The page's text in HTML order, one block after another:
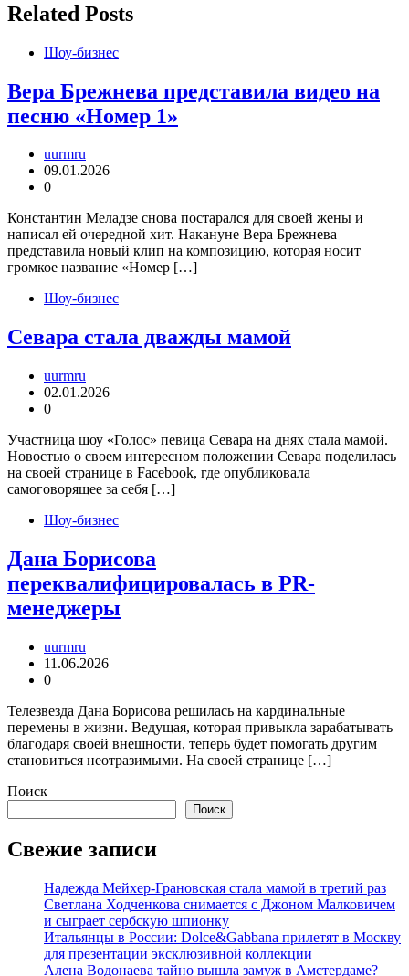
Related Posts
Шоу-бизнес
Вера Брежнева представила видео на
песню «Номер 1»
uurmru
09.01.2026
0
Константин Меладзе снова постарался для своей жены и
написал ей очередной хит. Накануне Вера Брежнева
представила новый клип на композицию, которая носит
громкое название «Номер […]
Шоу-бизнес
Севара стала дважды мамой
uurmru
02.01.2026
0
Участница шоу «Голос» певица Севара на днях стала мамой.
Новостью о своем интересном положении Севара поделилась
на своей странице в Facebook, где опубликовала
самоговорящее за себя […]
Шоу-бизнес
Дана Борисова
переквалифицировалась в PR-
менеджеры
uurmru
11.06.2026
0
Телезвезда Дана Борисова решилась на кардинальные
перемены в жизни. Ведущая, которая привыкла зарабатывать
благодаря своей внешности, теперь будет помогать другим
становиться неотразимыми. На своей странице […]
Поиск
Поиск
Свежие записи
Надежда Мейхер-Грановская стала мамой в третий раз
Светлана Ходченкова снимается с Джоном Малковичем
и сыграет сербскую шпионку
Итальянцы в России: Dolce&Gabbana прилетят в Москву
для презентации эксклюзивной коллекции
Алена Водонаева тайно вышла замуж в Амстердаме?